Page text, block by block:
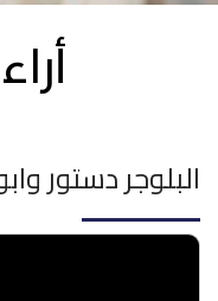
البلوجر دستور